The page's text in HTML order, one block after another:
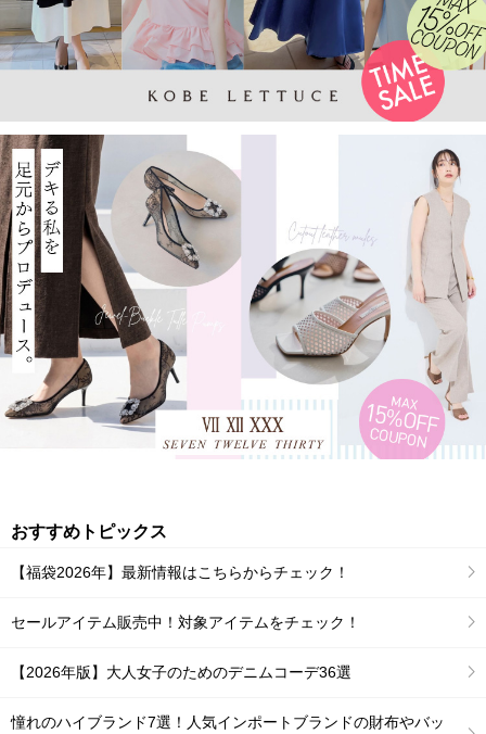
おすすめトピックス
【福袋2026年】最新情報はこちらからチェック！
セールアイテム販売中！対象アイテムをチェック！
【2026年版】大人女子のためのデニムコーデ36選
憧れのハイブランド7選！人気インポートブランドの財布やバッ